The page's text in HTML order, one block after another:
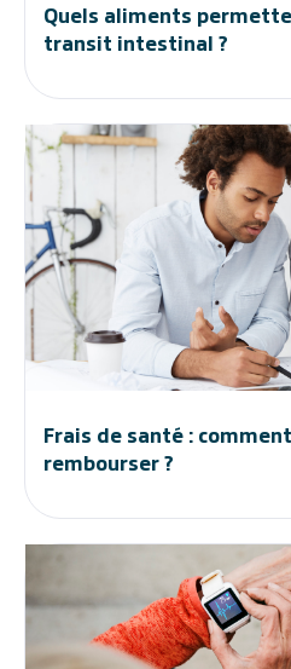
Quels aliments
transit intestinal ?
Frais de santé :
rembourser ?